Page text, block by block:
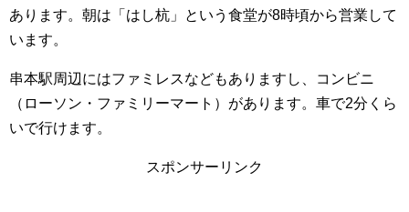
あります。朝は「はし杭」という食堂が8時頃から営業して
います。
串本駅周辺にはファミレスなどもありますし、コンビニ
（ローソン・ファミリーマート）があります。車で2分くら
いで行けます。
スポンサーリンク